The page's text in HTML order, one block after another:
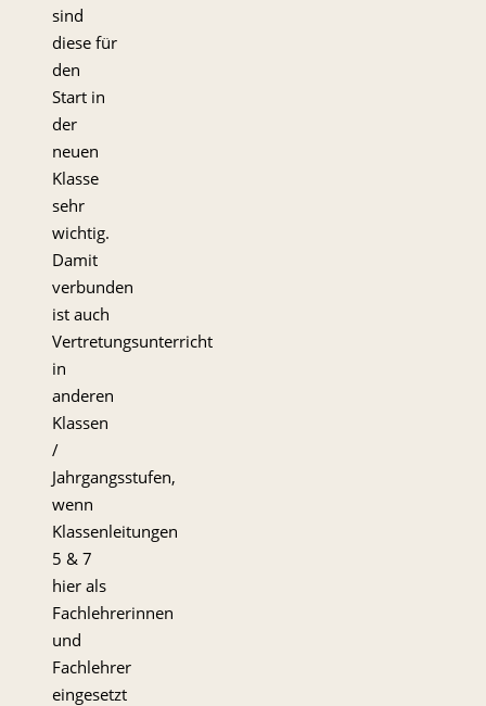
sind
diese für
den
Start in
der
neuen
Klasse
sehr
wichtig.
Damit
verbunden
ist auch
Vertretungsunterricht
in
anderen
Klassen
/
Jahrgangsstufen,
wenn
Klassenleitungen
5 & 7
hier als
Fachlehrerinnen
und
Fachlehrer
eingesetzt